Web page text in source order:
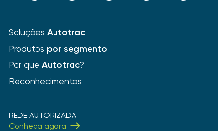
Soluções Autotrac
Produtos por segmento
Por que Autotrac?
Reconhecimentos
REDE AUTORIZADA
Conheça agora